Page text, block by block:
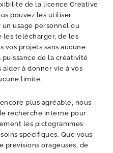
de la licence Creative
pouvez les utiliser
usage personnel ou
les télécharger, de les
vos projets sans aucune
de la créativité
à donner vie à vos
limite.
plus agréable, nous
recherche interne pour
les pictogrammes
spécifiques. Que vous
prévisions orageuses, de